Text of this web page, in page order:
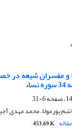
و مفسران شیعه
6-31
پورمولا، محمد مهدی
453.69 K